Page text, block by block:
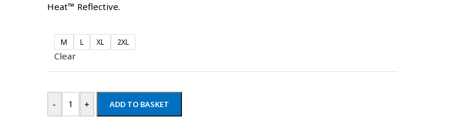
Heat™ Reflective.
M L XL 2XL
Clear
- + ADD TO BASKET